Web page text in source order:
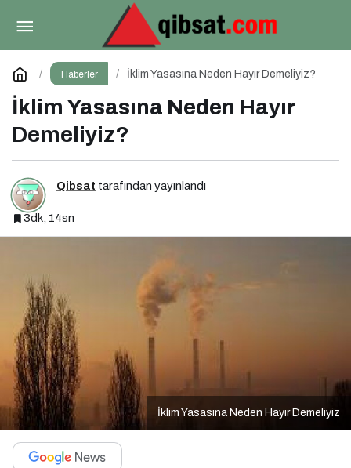
Haberler İklim Yasasına Neden Hayır Demeliyiz?
İklim Yasasına Neden Hayır
Demeliyiz?
Qibsat tarafından yayınlandı
3dk, 14sn
İklim Yasasına Neden Hayır Demeliyiz
Spor Dünyasının Efsaneleri Corendon Sport
Talks’ta Buluşuyor
Yorum Yap